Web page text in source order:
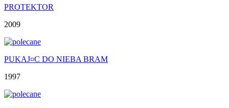
PROTEKTOR
2009
PUKAJ¤C DO NIEBA BRAM
1997